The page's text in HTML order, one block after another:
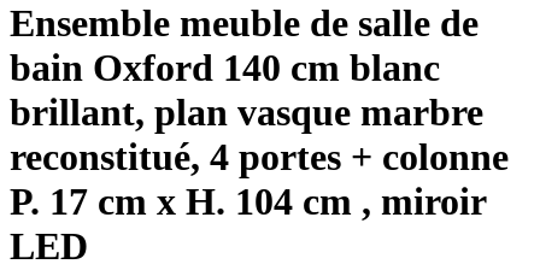
Ensemble meuble de salle de
bain Oxford 140 cm blanc
brillant, plan vasque marbre
reconstitué, 4 portes + colonne
P. 17 cm x H. 104 cm , miroir
LED